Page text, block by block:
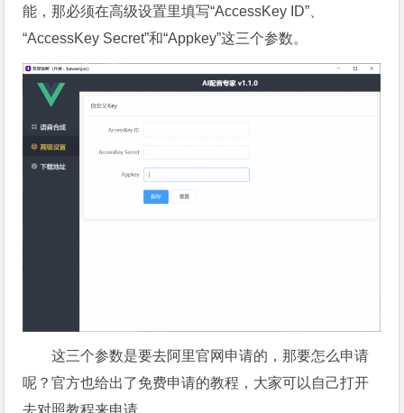
能，那必须在高级设置里填写“AccessKey ID”、
“AccessKey Secret”和“Appkey”这三个参数。
这三个参数是要去阿里官网申请的，那要怎么申请
呢？官方也给出了免费申请的教程，大家可以自己打开